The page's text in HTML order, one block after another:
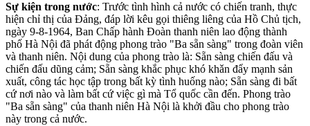
Sự kiện trong nước: Trước tình hình cả nước có chiến tranh, thực
hiện chỉ thị của Đảng, đáp lời kêu gọi thiêng liêng của Hồ Chủ tịch,
ngày 9-8-1964, Ban Chấp hành Đoàn thanh niên lao động thành
phố Hà Nội đã phát động phong trào "Ba sẵn sàng" trong đoàn viên
và thanh niên. Nội dung của phong trào là: Sẵn sàng chiến đấu và
chiến đấu dũng cảm; Sẵn sàng khắc phục khó khǎn đẩy mạnh sản
xuất, công tác học tập trong bất kỳ tình huống nào; Sẵn sàng đi bất
cứ nơi nào và làm bất cứ việc gì mà Tổ quốc cần đến. Phong trào
"Ba sẵn sàng" của thanh niên Hà Nội là khởi đầu cho phong trào
này trong cả nước.